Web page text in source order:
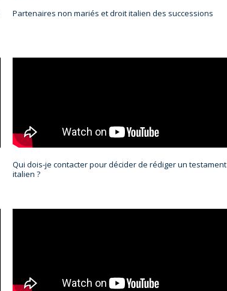
Partenaires non mariés et droit italien des successions
Qui dois-je contacter pour décider de rédiger un testament
italien ?